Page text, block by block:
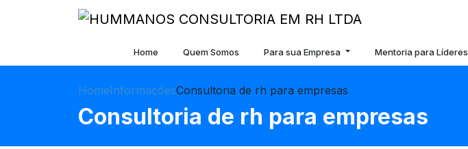
Home Quem Somos Para sua Empresa Mentoria para Líderes
HomeInformaçõesConsultoria de rh para empresas
Consultoria de rh para empresas